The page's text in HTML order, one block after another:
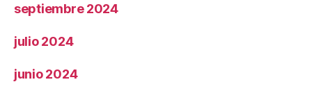
septiembre 2024
julio 2024
junio 2024